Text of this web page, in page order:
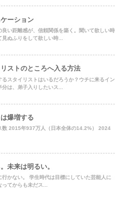
ーション
良い距離感が、信頼関係を築く。聞いて欲しい時
ぬふりをして欲しい時...
ストのところへ入る方法
るスタイリストはいるだろうか？ウチに来るイン
は、弟子入りしたいス...
爆増する
2015年937万人（日本全体の14.2%） 2024
未来は明るい。
行かない。 学生時代は目標にしていた芸能人に
ってからも未だス...